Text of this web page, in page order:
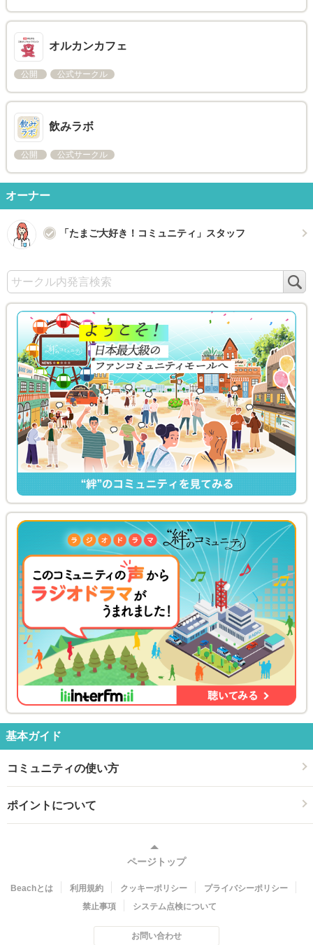
オルカンカフェ
公開 公式サークル
飲みラボ
公開 公式サークル
オーナー
「たまご大好き！コミュニティ」スタッフ
基本ガイド
コミュニティの使い方
ポイントについて
ページトップ
Beachとは 利用規約 クッキーポリシー
プライバシーポリシー
禁止事項
システム点検について
お問い合わせ